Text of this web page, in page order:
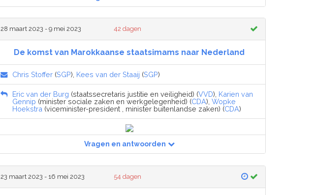
28 maart 2023 - 9 mei 2023 42 dagen
De komst van Marokkaanse staatsimams naar Nederland
Chris Stoffer (SGP), Kees van der Staaij (SGP)
Eric van der Burg (staatssecretaris justitie en veiligheid) (VVD), Karien van
Gennip (minister sociale zaken en werkgelegenheid) (CDA), Wopke
Hoekstra (viceminister-president , minister buitenlandse zaken) (CDA)
Vragen en antwoorden
23 maart 2023 - 16 mei 2023 54 dagen